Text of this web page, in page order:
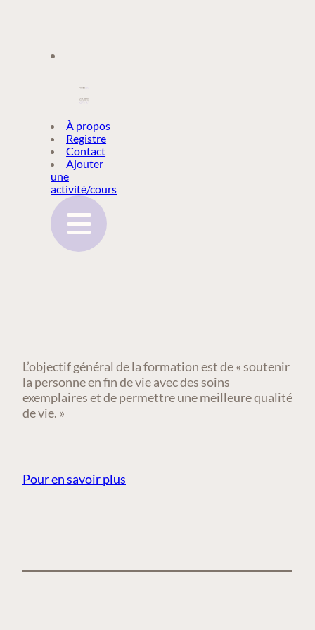
REGISTRE
CONTACT
À propos
Registre
Contact
Ajouter
une
activité/cours
L’objectif général de la formation est de « soutenir
la personne en fin de vie avec des soins
exemplaires et de permettre une meilleure qualité
de vie. »
Pour en savoir plus